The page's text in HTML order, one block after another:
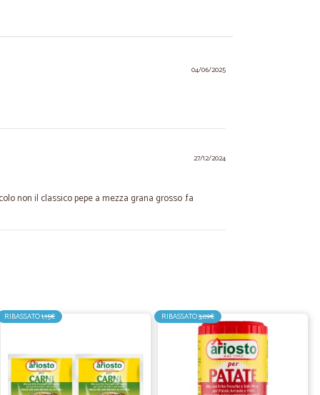
04/06/2025
27/12/2024
non il classico pepe a mezza grana grosso .fa
02/03/2024
RIBASSATO1,15€ RIBASSATO3,09€